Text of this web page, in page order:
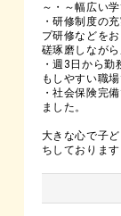
～・～幅広い
・研修制度の
プ研修などを
磋琢磨しながら
・週3日から
もしやすい職場
・社会保険完
ました。
大きな心で子
ちしております